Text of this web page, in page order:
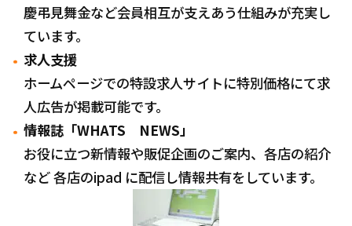
慶弔見舞金など会員相互が支えあう仕組みが充実し
ています。
求人支援
ホームページでの特設求人サイトに特別価格にて求
人広告が掲載可能です。
情報誌「WHATS NEWS」
お役に立つ新情報や販促企画のご案内、各店の紹介
など 各店のipad に配信し情報共有をしています。